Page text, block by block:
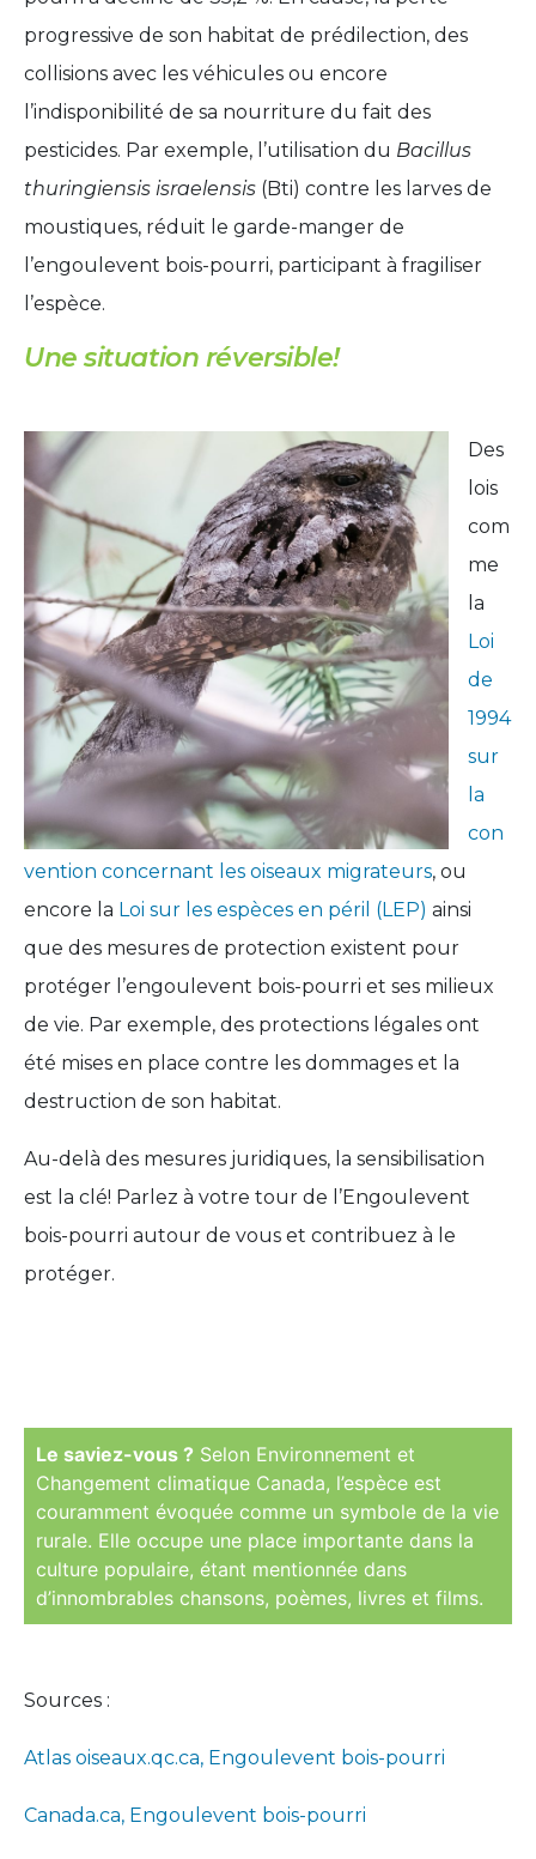
progressive de son habitat de prédilection, des
collisions avec les véhicules ou encore
l’indisponibilité de sa nourriture du fait des
pesticides. Par exemple, l’utilisation du Bacillus
thuringiensis israelensis (Bti) contre les larves de
moustiques, réduit le garde-manger de
l’engoulevent bois-pourri, participant à fragiliser
l’espèce.
Une situation réversible!
Des
lois
com
me
la
Loi
de
1994
sur
la
con
vention concernant les oiseaux migrateurs, ou
encore la Loi sur les espèces en péril (LEP) ainsi
que des mesures de protection existent pour
protéger l’engoulevent bois-pourri et ses milieux
de vie. Par exemple, des protections légales ont
été mises en place contre les dommages et la
destruction de son habitat.
Au-delà des mesures juridiques, la sensibilisation
est la clé! Parlez à votre tour de l’Engoulevent
bois-pourri autour de vous et contribuez à le
protéger.
Le saviez-vous ? Selon Environnement et
Changement climatique Canada, l’espèce est
couramment évoquée comme un symbole de la vie
rurale. Elle occupe une place importante dans la
culture populaire, étant mentionnée dans
d’innombrables chansons, poèmes, livres et films.
Sources :
Atlas oiseaux.qc.ca, Engoulevent bois-pourri
Canada.ca, Engoulevent bois-pourri